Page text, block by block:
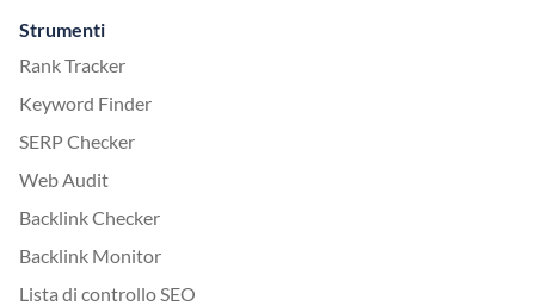
Strumenti
Rank Tracker
Keyword Finder
SERP Checker
Web Audit
Backlink Checker
Backlink Monitor
Lista di controllo SEO